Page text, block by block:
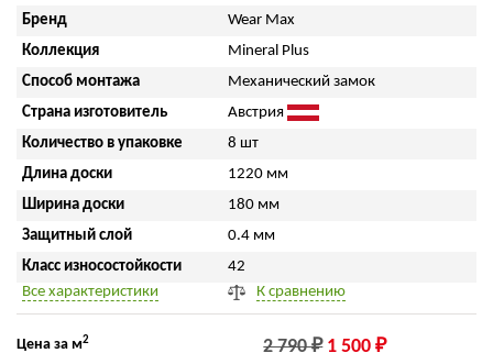
Бренд
Wear Max
Коллекция
Mineral Plus
Способ монтажа
Механический замок
Страна изготовитель
Австрия
Количество в упаковке
8 шт
Длина доски
1220 мм
Ширина доски
180 мм
Защитный слой
0.4 мм
Класс износостойкости
42
Все характеристики
К сравнению
Цена за м2 2 790 ₽ 1 500 ₽